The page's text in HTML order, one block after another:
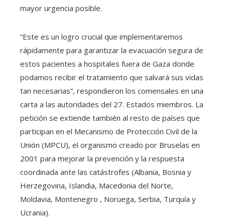
mayor urgencia posible.
“Este es un logro crucial que implementaremos
rápidamente para garantizar la evacuación segura de
estos pacientes a hospitales fuera de Gaza donde
podamos recibir el tratamiento que salvará sus vidas
tan necesarias”, respondieron los comensales en una
carta a las autoridades del 27. Estados miembros. La
petición se extiende también al resto de países que
participan en el Mecanismo de Protección Civil de la
Unión (MPCU), el organismo creado por Bruselas en
2001 para mejorar la prevención y la respuesta
coordinada ante las catástrofes (Albania, Bosnia y
Herzegovina, Islandia, Macedonia del Norte,
Moldavia, Montenegro , Noruega, Serbia, Turquía y
Ucrania).